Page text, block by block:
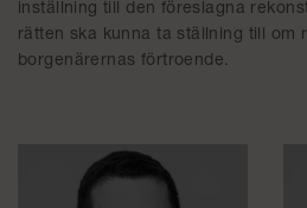
inställning till den föreslagna
rätten ska kunna ta ställning till om
borgenärernas förtroende.